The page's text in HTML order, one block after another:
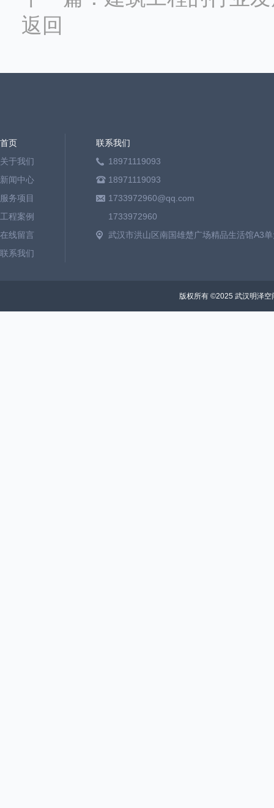
返回
首页
关于我们
新闻中心
服务项目
工程案例
在线留言
联系我们
联系我们
18971119093
18971119093
1733972960@qq.com
1733972960
武汉市洪山区南国雄楚广场精品生活馆A3
版权所有 ©2025 武汉明泽